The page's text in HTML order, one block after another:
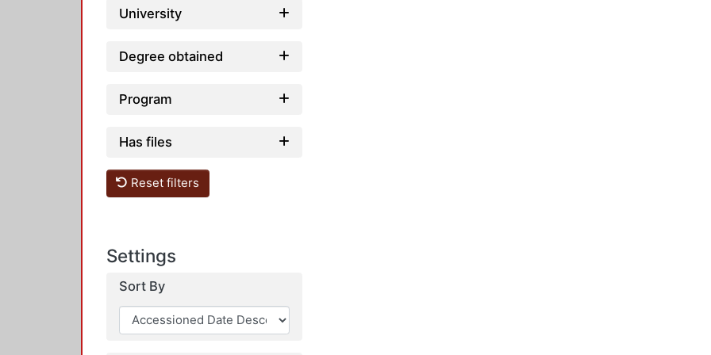
University
Degree obtained
Program
Has files
Reset filters
Settings
Sort By